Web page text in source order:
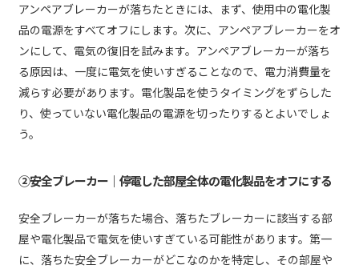
アンペアブレーカーが落ちたときには、まず、使用中の電化製
品の電源をすべてオフにします。次に、アンペアブレーカーをオ
ンにして、電気の復旧を試みます。アンペアブレーカーが落ち
る原因は、一度に電気を使いすぎることなので、電力消費量を
減らす必要があります。電化製品を使うタイミングをずらした
り、使っていない電化製品の電源を切ったりするとよいでしょ
う。
②安全ブレーカー｜停電した部屋全体の電化製品をオフにする
安全ブレーカーが落ちた場合、落ちたブレーカーに該当する部
屋や電化製品で電気を使いすぎている可能性があります。第一
に、落ちた安全ブレーカーがどこなのかを特定し、その部屋や